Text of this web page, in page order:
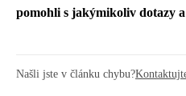
pomohli s jakýmikoliv dotazy
Našli jste v článku chybu?